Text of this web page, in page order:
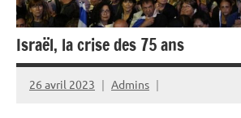
Israël, la crise des 75 ans
26 avril 2023 Admins